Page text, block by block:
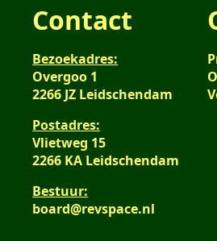
Contact
Bezoekadres:
Overgoo 1
2266 JZ Leidschendam
Postadres:
Vlietweg 15
2266 KA Leidschendam
Bestuur:
board@revspace.nl